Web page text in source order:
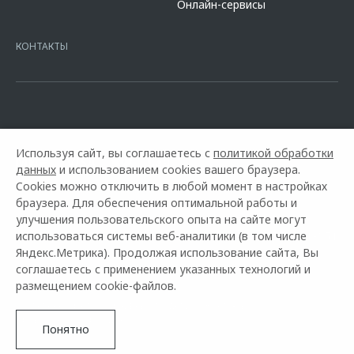
7728168971 ОГРН 1027700067328 место нахождение 107078, г.
офертой.
Онлайн-сервисы
КОНТАКТЫ
Горячая линия OMODA: +7 (8552) 221-051
© 2026 Диалог Авто Замелекесье
Используя сайт, вы соглашаетесь с политикой обработки
данных и использованием cookies вашего браузера.
Cookies можно отключить в любой момент в настройках
браузера. Для обеспечения оптимальной работы и
улучшения пользовательского опыта на сайте могут
использоваться системы веб-аналитики (в том числе
Яндекс.Метрика). Продолжая использование сайта, Вы
соглашаетесь с применением указанных технологий и
размещением cookie-файлов.
Понятно